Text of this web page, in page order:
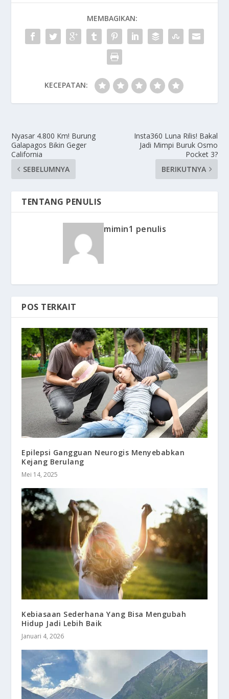
MEMBAGIKAN:
KECEPATAN:
Nyasar 4.800 Km! Burung
Galapagos Bikin Geger
California
SEBELUMNYA
Insta360 Luna Rilis! Bakal
Jadi Mimpi Buruk Osmo
Pocket 3?
BERIKUTNYA
TENTANG PENULIS
mimin1 penulis
POS TERKAIT
Epilepsi Gangguan Neurogis Menyebabkan
Kejang Berulang
Mei 14, 2025
Kebiasaan Sederhana Yang Bisa Mengubah
Hidup Jadi Lebih Baik
Januari 4, 2026